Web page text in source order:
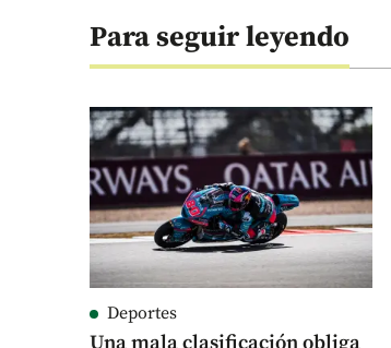
Para seguir leyendo
Deportes